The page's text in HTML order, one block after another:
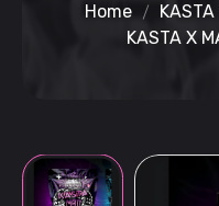
Home
KASTA X